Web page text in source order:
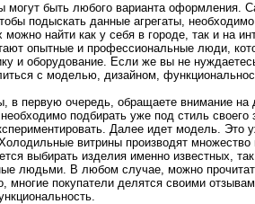
могут быть любого варианта оформления.
подыскать данные агрегаты, необходимо
найти как у себя в городе, так и на
опытные и профессиональные люди,
и оборудование. Если же вы не
с моделью, дизайном,
в первую очередь, обращаете внимание на
подбирать уже под стиль
Далее идет модель. Это
витрины производят множество
выбирать изделия именно известных,
людьми. В любом случае, можно
многие покупатели делятся своими